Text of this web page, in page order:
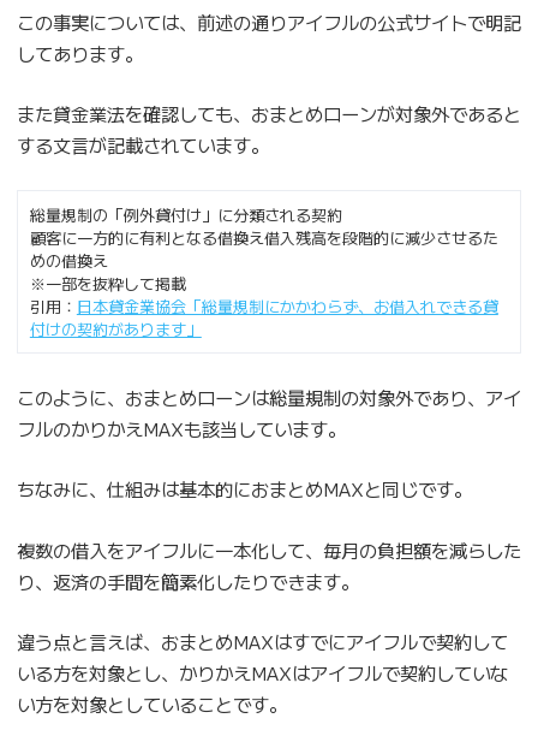
この事実については、前述の通りアイフルの公式サイトで明記
してあります。
また貸金業法を確認しても、おまとめローンが対象外であると
する文言が記載されています。
総量規制の「例外貸付け」に分類される契約
顧客に一方的に有利となる借換え借入残高を段階的に減少させるた
めの借換え
※一部を抜粋して掲載
引用： 日本貸金業協会「総量規制にかかわらず、お借入れできる貸
付けの契約があります」
このように、おまとめローンは総量規制の対象外であり、アイ
フルのかりかえMAXも該当しています。
ちなみに、仕組みは基本的におまとめMAXと同じです。
複数の借入をアイフルに一本化して、毎月の負担額を減らした
り、返済の手間を簡素化したりできます。
違う点と言えば、おまとめMAXはすでにアイフルで契約して
いる方を対象とし、かりかえMAXはアイフルで契約していな
い方を対象としていることです。